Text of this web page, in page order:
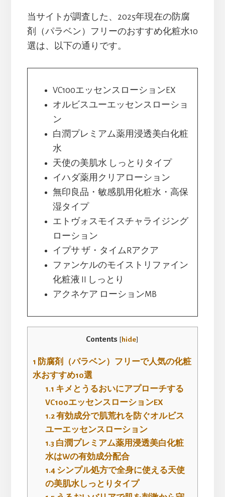
当サイトが調査した、2025年現在の防腐
剤（パラベン）フリーのおすすめ化粧水10
選は、以下の通りです。
VC100エッセンスローションEX
オルビスユーエッセンスローショ
ン
白潤プレミアム薬用浸透美白化粧
水
天使の美肌水 しっとりタイプ
イハダ薬用クリアローション
無印良品・敏感肌用化粧水・高保
湿タイプ
エトヴォスモイスチャライジング
ローション
イプサ ザ・タイムRアクア
ファンケルのモイストリファイン
化粧液 II しっとり
アクネケア ローションMB
Contents [ hide]
1 防腐剤（パラベン）フリーで人気の化粧
水おすすめ10選
1.1 キメとうるおいにアプローチする
VC100エッセンスローションEX
1.2有効成分で肌荒れを防ぐオルビス
ユーエッセンスローション
1.3 白潤プレミアム薬用浸透美白化粧
水はWの有効成分配合
1.4 シンプル処方で全身に使える天使
の美肌水しっとりタイプ